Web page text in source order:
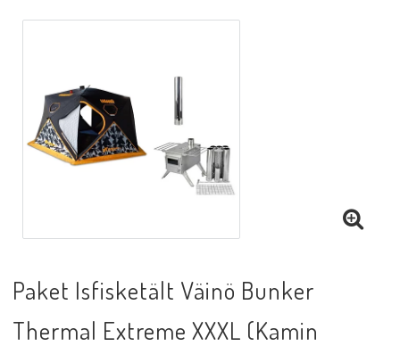
Paket Isfisketält Väinö Bunker
Thermal Extreme XXXL (Kamin